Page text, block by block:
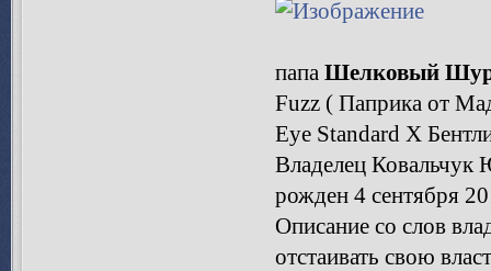
папа Шелковый
Fuzz ( Паприка от
Eye Standard Х
Владелец Ковальчук
рожден 4 сентября
Описание со слов
отстаивать свою